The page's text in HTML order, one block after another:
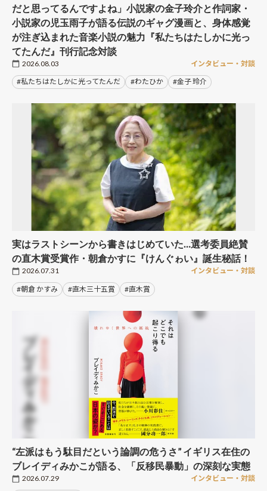
だと思ってるんですよね」小説家の金子玲介と作詞家・
小説家の児玉雨子が語る伝説のギャグ漫画と、身体感覚
が注ぎ込まれた音楽小説の魅力『私たちはたしかに光っ
てたんだ』刊行記念対談
2026.08.03 インタビュー・対談
#私たちはたしかに光ってたんだ #わたひか #金子 玲介
実はラストシーンから書きはじめていた…選考委員絶賛
の直木賞受賞作・朝倉かすに『けんぐゎい』誕生秘話！
2026.07.31 インタビュー・対談
#朝倉 かすみ #直木三十五賞 #直木賞
“左派はもう駄目だという論調の危うさ” イギリス在住の
ブレイディみかこが語る、「反移民暴動」の深刻な実態
2026.07.29 インタビュー・対談